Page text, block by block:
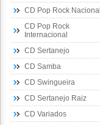
CD Pop Rock Nacional
CD Pop Rock
Internacional
CD Sertanejo
CD Samba
CD Swingueira
CD Sertanejo Raiz
CD Variados